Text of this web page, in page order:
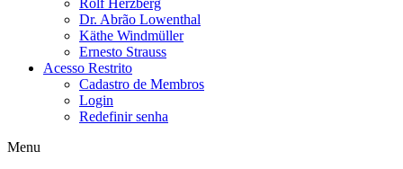
Rolf Herzberg
Dr. Abrão Lowenthal
Käthe Windmüller
Ernesto Strauss
Acesso Restrito
Cadastro de Membros
Login
Redefinir senha
Menu